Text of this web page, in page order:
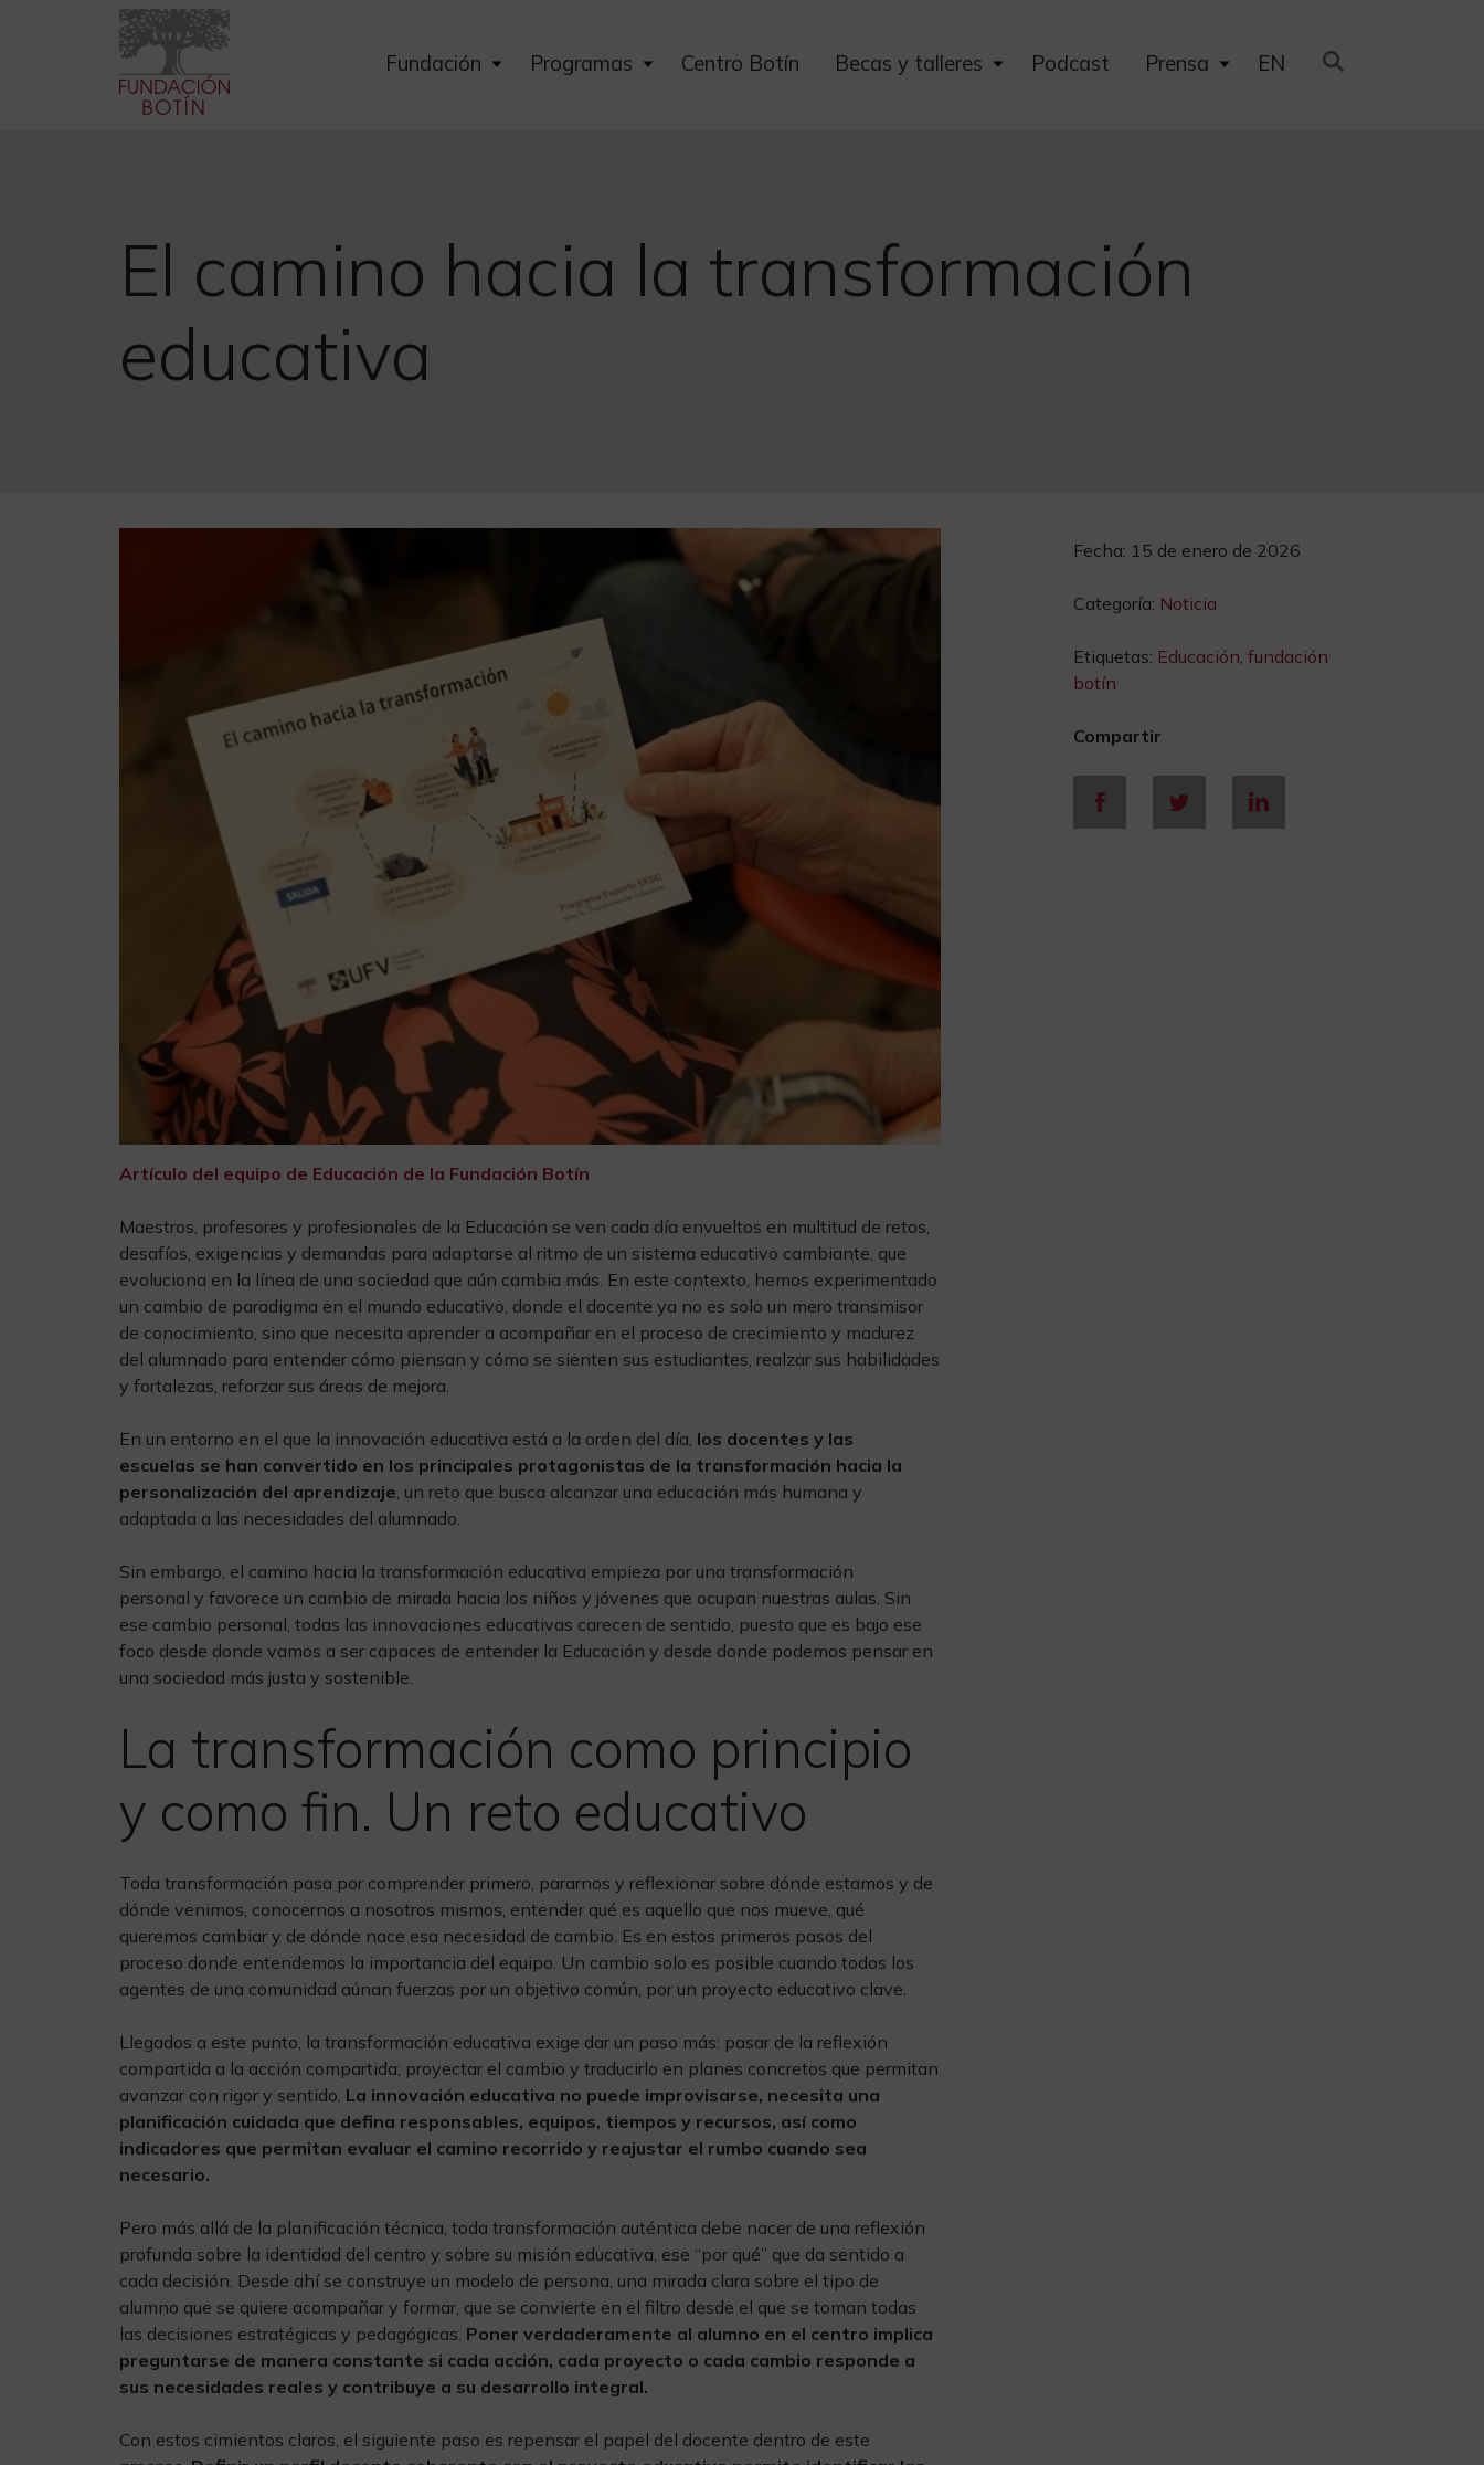
Fundación
ExpandProgramas
ExpandCentro Botín Becas y talleres
ExpandPodcast Prensa
Expand
EN
El camino hacia la transformación
educativa
Artículo del equipo de Educación de la Fundación Botín
Maestros, profesores y profesionales de la Educación se ven cada día envueltos en multitud de retos,
desafíos, exigencias y demandas para adaptarse al ritmo de un sistema educativo cambiante, que
evoluciona en la línea de una sociedad que aún cambia más. En este contexto, hemos experimentado
un cambio de paradigma en el mundo educativo, donde el docente ya no es solo un mero transmisor
de conocimiento, sino que necesita aprender a acompañar en el proceso de crecimiento y madurez
del alumnado para entender cómo piensan y cómo se sienten sus estudiantes, realzar sus habilidades
y fortalezas, reforzar sus áreas de mejora.
En un entorno en el que la innovación educativa está a la orden del día, los docentes y las
escuelas se han convertido en los principales protagonistas de la transformación hacia la
personalización del aprendizaje, un reto que busca alcanzar una educación más humana y
adaptada a las necesidades del alumnado.
Sin embargo, el camino hacia la transformación educativa empieza por una transformación
personal y favorece un cambio de mirada hacia los niños y jóvenes que ocupan nuestras aulas. Sin
ese cambio personal, todas las innovaciones educativas carecen de sentido, puesto que es bajo ese
foco desde donde vamos a ser capaces de entender la Educación y desde donde podemos pensar en
una sociedad más justa y sostenible.
La transformación como principio
y como fin. Un reto educativo
Toda transformación pasa por comprender primero, pararnos y reflexionar sobre dónde estamos y de
dónde venimos, conocernos a nosotros mismos, entender qué es aquello que nos mueve, qué
queremos cambiar y de dónde nace esa necesidad de cambio. Es en estos primeros pasos del
proceso donde entendemos la importancia del equipo. Un cambio solo es posible cuando todos los
agentes de una comunidad aúnan fuerzas por un objetivo común, por un proyecto educativo clave.
Llegados a este punto, la transformación educativa exige dar un paso más: pasar de la reflexión
compartida a la acción compartida; proyectar el cambio y traducirlo en planes concretos que permitan
avanzar con rigor y sentido. La innovación educativa no puede improvisarse, necesita una
planificación cuidada que defina responsables, equipos, tiempos y recursos, así como
indicadores que permitan evaluar el camino recorrido y reajustar el rumbo cuando sea
necesario.
Pero más allá de la planificación técnica, toda transformación auténtica debe nacer de una reflexión
profunda sobre la identidad del centro y sobre su misión educativa, ese “por qué” que da sentido a
cada decisión. Desde ahí se construye un modelo de persona, una mirada clara sobre el tipo de
alumno que se quiere acompañar y formar, que se convierte en el filtro desde el que se toman todas
las decisiones estratégicas y pedagógicas. Poner verdaderamente al alumno en el centro implica
preguntarse de manera constante si cada acción, cada proyecto o cada cambio responde a
sus necesidades reales y contribuye a su desarrollo integral.
Con estos cimientos claros, el siguiente paso es repensar el papel del docente dentro de este
Fecha: 15 de enero de 2026
Categoría: Noticia
Etiquetas: Educación, fundación
botín
Compartir